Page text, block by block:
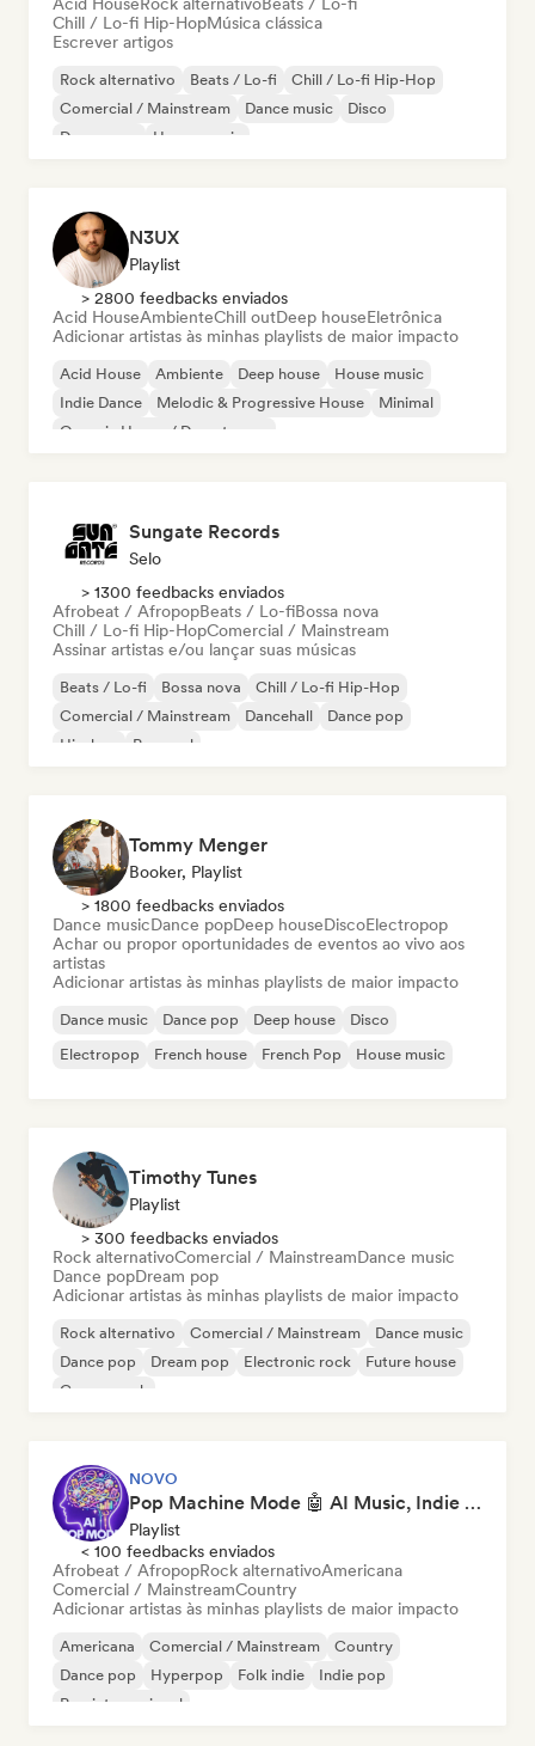
Chill / Lo-fi Hip-HopMúsica clássica
Escrever artigos
Rock alternativo Beats / Lo-fi
Chill / Lo-fi Hip-Hop
Comercial / Mainstream
Dance music
Disco
Dream pop
House music
N3UX
Playlist
> 2800 feedbacks enviados
Acid HouseAmbienteChill outDeep houseEletrônica
Adicionar artistas às minhas playlists de maior impacto
Acid House Ambiente Deep house
House music
Indie Dance
Melodic & Progressive House
Minimal
Organic House / Downtempo
Sungate Records
Selo
> 1300 feedbacks enviados
Afrobeat / AfropopBeats / Lo-fiBossa nova
Chill / Lo-fi Hip-HopComercial / Mainstream
Assinar artistas e/ou lançar suas músicas
Beats / Lo-fi Bossa nova
Chill / Lo-fi Hip-Hop
Comercial / Mainstream
Dancehall
Dance pop
Hip-hop
Pop soul
Tommy Menger
Booker, Playlist
> 1800 feedbacks enviados
Dance musicDance popDeep houseDiscoElectropop
Achar ou propor oportunidades de eventos ao vivo aos
artistas
Adicionar artistas às minhas playlists de maior impacto
Dance music Dance pop Deep house
Disco
Electropop
French house French Pop House music
Timothy Tunes
Playlist
> 300 feedbacks enviados
Rock alternativoComercial / MainstreamDance music
Dance popDream pop
Adicionar artistas às minhas playlists de maior impacto
Rock alternativo Comercial / Mainstream
Dance music
Dance pop
Dream pop Electronic rock
Future house
Garage rock
NOVO
Pop Machine Mode 🤖 AI Music, Indie Pop & Dream Pop
Playlist
< 100 feedbacks enviados
Afrobeat / AfropopRock alternativoAmericana
Comercial / MainstreamCountry
Adicionar artistas às minhas playlists de maior impacto
Americana Comercial / Mainstream
Country
Dance pop
Hyperpop Folk indie
Indie pop
Pop internacional